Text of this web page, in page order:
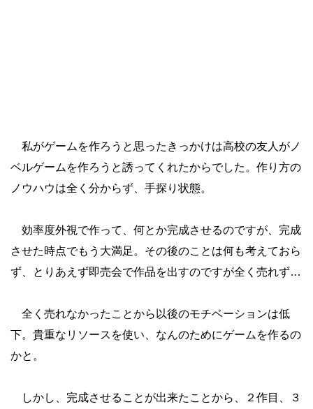
私がゲームを作ろうと思ったきっかけは高校の友人がノ
ベルゲームを作ろうと誘ってくれたからでした。作り方の
ノウハウは全く分からず、手探り状態。
効率度外視で作って、何とか完成させるのですが、完成
させた時点でもう大満足。その後のことは何も考えておら
ず、とりあえず即売会で作品を出すのですが全く売れず…
全く売れなかったことから以後のモチベーションは低
下。貴重なリソースを使い、なんのためにゲームを作るの
かと。
しかし、完成させることが出来たことから、２作目、３